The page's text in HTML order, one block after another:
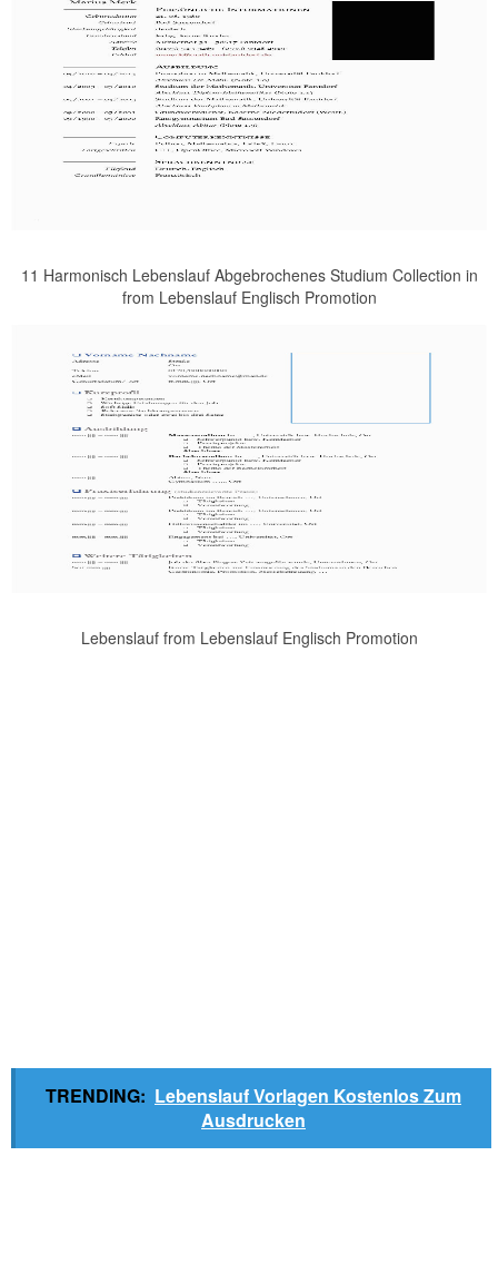
11 Harmonisch Lebenslauf Abgebrochenes Studium Collection in
from Lebenslauf Englisch Promotion
Lebenslauf from Lebenslauf Englisch Promotion
TRENDING: Lebenslauf Vorlagen Kostenlos Zum
Ausdrucken